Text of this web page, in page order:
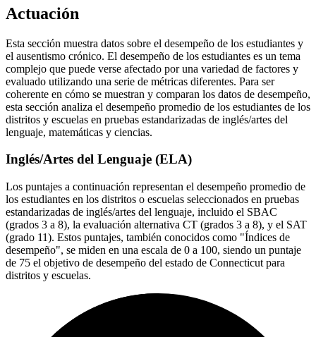
Actuación
Esta sección muestra datos sobre el desempeño de los estudiantes y
el ausentismo crónico. El desempeño de los estudiantes es un tema
complejo que puede verse afectado por una variedad de factores y
evaluado utilizando una serie de métricas diferentes. Para ser
coherente en cómo se muestran y comparan los datos de desempeño,
esta sección analiza el desempeño promedio de los estudiantes de los
distritos y escuelas en pruebas estandarizadas de inglés/artes del
lenguaje, matemáticas y ciencias.
Inglés/Artes del Lenguaje (ELA)
Los puntajes a continuación representan el desempeño promedio de
los estudiantes en los distritos o escuelas seleccionados en pruebas
estandarizadas de inglés/artes del lenguaje, incluido el SBAC
(grados 3 a 8), la evaluación alternativa CT (grados 3 a 8), y el SAT
(grado 11). Estos puntajes, también conocidos como "Índices de
desempeño", se miden en una escala de 0 a 100, siendo un puntaje
de 75 el objetivo de desempeño del estado de Connecticut para
distritos y escuelas.